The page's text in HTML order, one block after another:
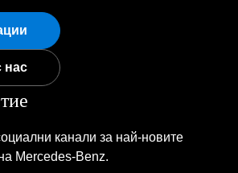
нас
канали за най-новите
Mercedes-Benz.